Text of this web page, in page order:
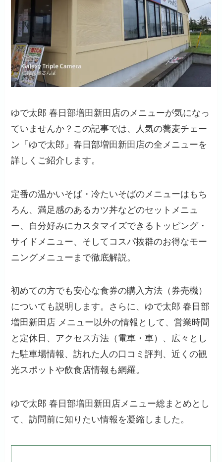
ゆで太郎 春日部増田新田店のメニューが気になっ
ていませんか？この記事では、人気の蕎麦チェー
ン「ゆで太郎」春日部増田新田店の全メニューを
詳しくご紹介します。
定番の温かいそば・冷たいそばのメニューはもち
ろん、満足感のあるカツ丼などのセットメニュ
ー、自分好みにカスタマイズできるトッピング・
サイドメニュー、そしてコスパ抜群のお得なモー
ニングメニューまで徹底解説。
初めての方でも安心な食券の購入方法（券売機）
についても説明します。さらに、ゆで太郎 春日部
増田新田店 メニュー以外の情報として、営業時間
と定休日、アクセス方法（電車・車）、広々とし
た駐車場情報、訪れた人の口コミ評判、近くの観
光スポットや飲食店情報も網羅。
ゆで太郎 春日部増田新田店メニュー総まとめとし
て、訪問前に知りたい情報を凝縮しました。